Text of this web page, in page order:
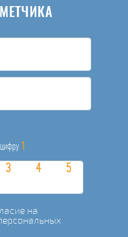
1
на